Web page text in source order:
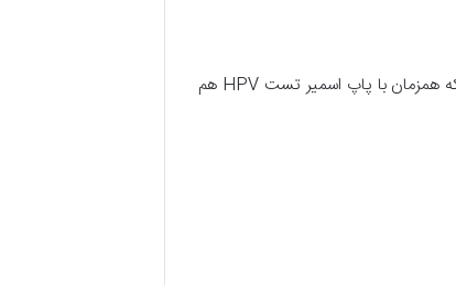
معمولاً پزشکان برای بانوان سنین بالای 21 تا 60 سال این تست را هر 3 سال یکبار توصیه می کنند همچنین زنان بالای 30 سال که همزمان با پاپ اسمیر تست HPV هم